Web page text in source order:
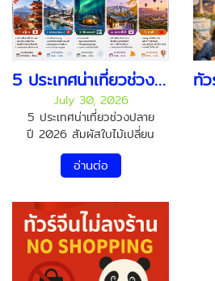
5 ประเทศน่าเที่ยวช่วงปลายปี 2026 สัมผัสใบไม้เปลี่ยนสี หิมะแรก และเทศกาลสุดประทับใจ
July 30, 2026
5 ประเทศน่าเที่ยวช่วงปลาย
ปี 2026 สัมผัสใบไม้เปลี่ยน
สี หิมะแรก และเทศกาลสุด
ประทับใจ ปลายปีเป็นช่วง
เป็นฤดูกาลแห่งการพักผ่อน
และการเดินทาง หลังจาก
ทำงานหนักมาตลอดทั้งปี
การได้ออกไปเปิดโลก สัมผัส
อากาศเย็น วิวธรรมชาติสวย
อ่านต่อ